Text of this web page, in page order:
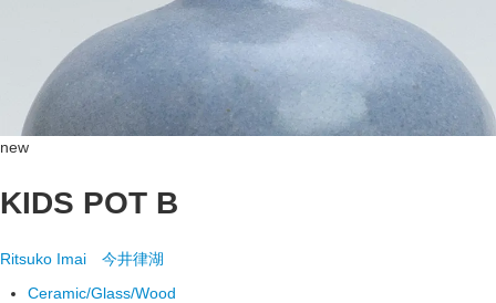
new
KIDS POT B
Ritsuko Imai 今井律湖
Ceramic/Glass/Wood